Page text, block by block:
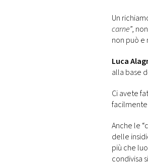
Un
carne”,
non può e
Luca
alla base
Ci avete
Anche le
delle
più che
condivisa